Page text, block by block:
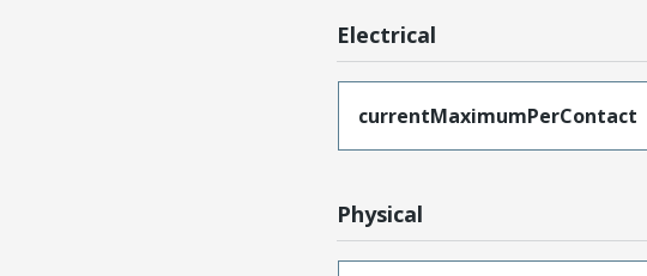
Electrical
currentMaximumPerContact
Physical